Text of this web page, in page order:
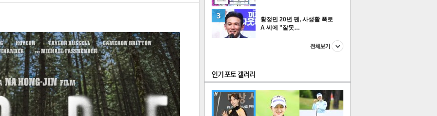
라이프 포토
만화
FOCUS
황정민 20년 팬, 사생활 폭로
A 씨에 "잘못…